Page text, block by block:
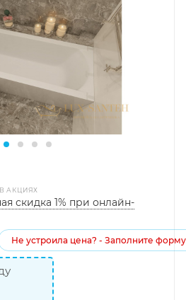
АКЦИЯХ
скидка 1% при онлайн-
Не устроила цена? - Заполните форму